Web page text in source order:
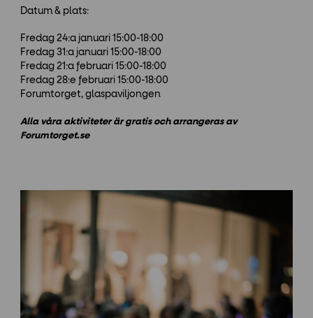
Datum & plats:
Fredag 24:a januari 15:00-18:00
Fredag 31:a januari 15:00-18:00
Fredag 21:a februari 15:00-18:00
Fredag 28:e februari 15:00-18:00
Forumtorget, glaspaviljongen
Alla våra aktiviteter är gratis och arrangeras av
Forumtorget.se